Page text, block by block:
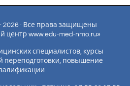
2026 · Все права защищены
центр www.edu-med-nmo.ru»
специалистов, курсы
переподготовки, повышение